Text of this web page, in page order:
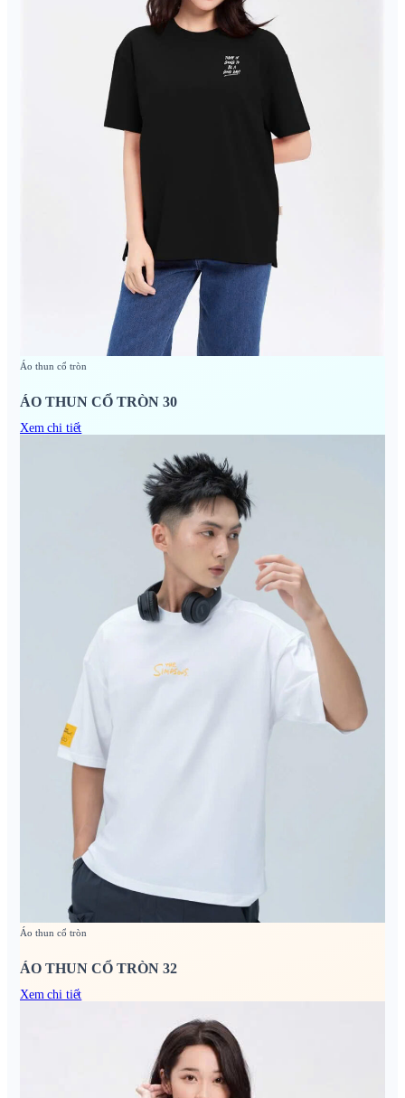
Áo thun cổ tròn
ÁO THUN CỔ TRÒN 30
Xem chi tiết
Áo thun cổ tròn
ÁO THUN CỔ TRÒN 32
Xem chi tiết